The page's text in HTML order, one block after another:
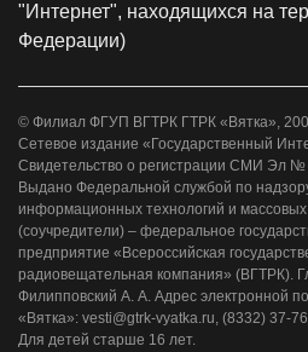
"Интернет", находящихся на
Федерации)
© Филиал ФГУП ВГТРК ГТРК «Вятка»,
Сетевое издание «Государственный
Свидетельство о регистрации СМИ Эл
Выдано Федеральной службой по
информационных технологий и
(соучредители) – федеральное
предприятие «Всероссийская
радиовещательная компания» (ВГТРК).
Филипповский А. А. Адрес электронной
«Вятка»: vesti@gtrk-vyatka.ru, (8332) 37-
Для детей старше 16 лет.